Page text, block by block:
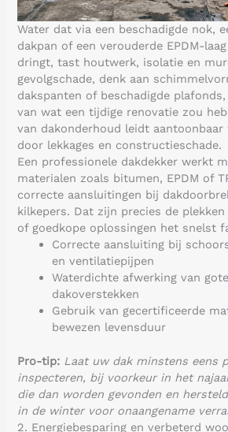
Water dat via een beschadigde nok,
dakpan of een verouderde EPDM-
dringt, tast houtwerk, isolatie en
gevolgschade, denk aan
dakspanten of beschadigde
van wat een tijdige renovatie zou
van dakonderhoud leidt
door lekkages en constructieschade.
Een professionele dakdekker werkt
materialen zoals bitumen, EPDM of
correcte aansluitingen bij
kilkepers. Dat zijn precies de
of goedkope oplossingen het snelst
Correcte aansluiting bij
en ventilatiepijpen
Waterdichte afwerking van
dakoverstekken
Gebruik van gecertificeerde
bewezen levensduur
Pro-tip: Laat uw dak minstens eens
inspecteren, bij voorkeur in het
die dan worden gevonden en
in de winter voor onaangename
2. Energiebesparing en verbeterd